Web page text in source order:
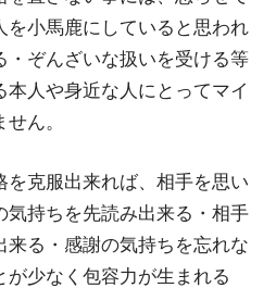
を小馬鹿にしていると思われ
・ぞんざいな扱いを受ける等
本人や身近な人にとってマイ
ん。
を克服出来れば、相手を思い
気持ちを先読み出来る・相手
来る・感謝の気持ちを忘れな
が少なく包容力が生まれる